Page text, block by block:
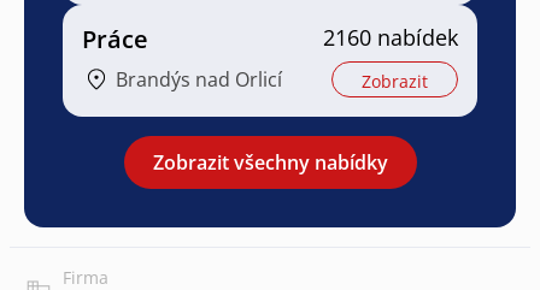
Práce
Brandýs nad Orlicí
2160 nabídek
Zobrazit
Zobrazit všechny nabídky
Firma